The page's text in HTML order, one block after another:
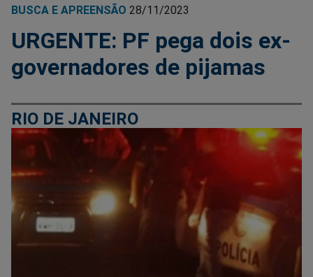
BUSCA E APREENSÃO 28/11/2023
URGENTE: PF pega dois ex-
governadores de pijamas
RIO DE JANEIRO